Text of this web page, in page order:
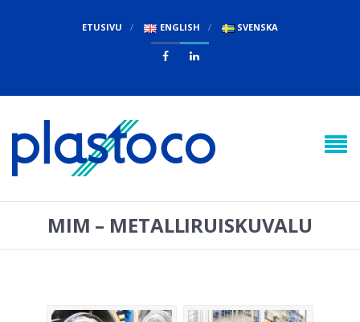
ETUSIVU ENGLISH SVENSKA
 
MIM – METALLIRUISKUVALU